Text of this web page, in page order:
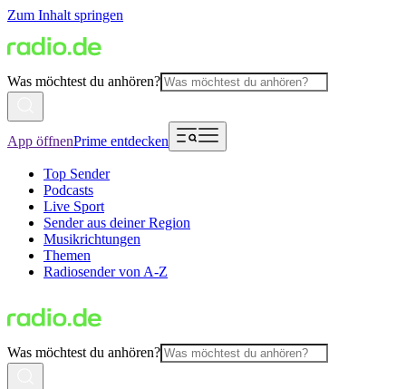
Zum Inhalt springen
Was möchtest du anhören?
App öffnenPrime entdecken
Top Sender
Podcasts
Live Sport
Sender aus deiner Region
Musikrichtungen
Themen
Radiosender von A-Z
Was möchtest du anhören?